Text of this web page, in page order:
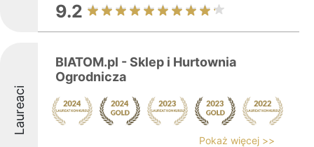
9.2
Laureaci
BIATOM.pl - Sklep i Hurtownia
Ogrodnicza
Pokaż więcej >>